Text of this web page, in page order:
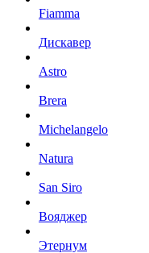
Fiamma
Дискавер
Astro
Brera
Michelangelo
Natura
San Siro
Вояджер
Этернум